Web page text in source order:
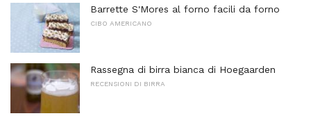
Barrette S'Mores al forno facili da forno
CIBO AMERICANO
Rassegna di birra bianca di Hoegaarden
RECENSIONI DI BIRRA